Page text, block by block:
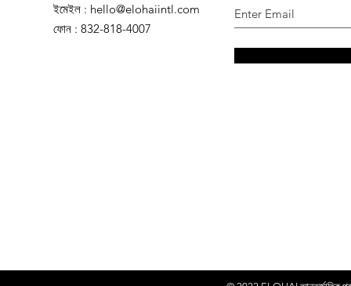
ইমেইল : hello@elohaiintl.com
ফোন : 832-818-4007